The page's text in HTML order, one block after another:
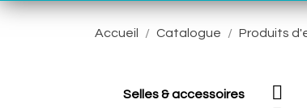
Accueil Catalogue Produits
Selles & accessoires 